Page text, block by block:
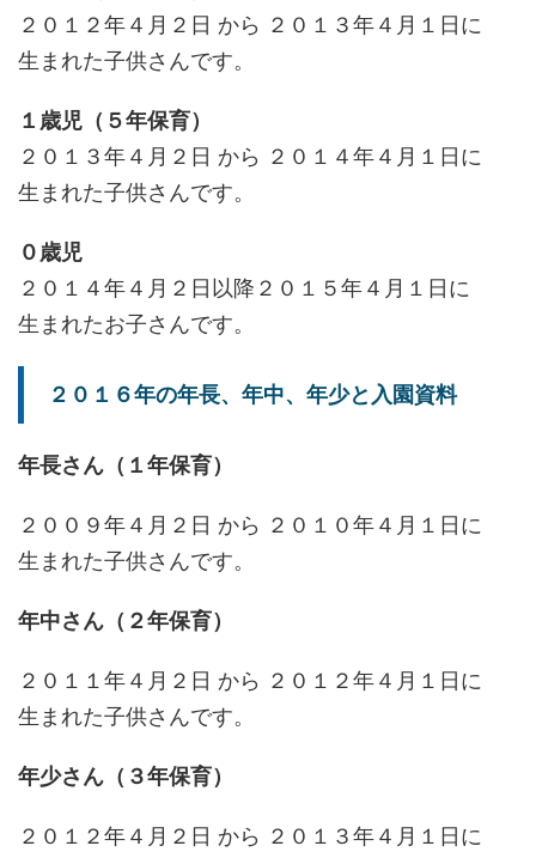
２０１２年４月２日 から ２０１３年４月１日に
生まれた子供さんです。
１歳児（５年保育）
２０１３年４月２日 から ２０１４年４月１日に
生まれた子供さんです。
０歳児
２０１４年４月２日以降２０１５年４月１日に
生まれたお子さんです。
２０１６年の年長、年中、年少と入園資料
年長さん（１年保育）
２００９年４月２日 から ２０１０年４月１日に
生まれた子供さんです。
年中さん（２年保育）
２０１１年４月２日 から ２０１２年４月１日に
生まれた子供さんです。
年少さん（３年保育）
２０１２年４月２日 から ２０１３年４月１日に